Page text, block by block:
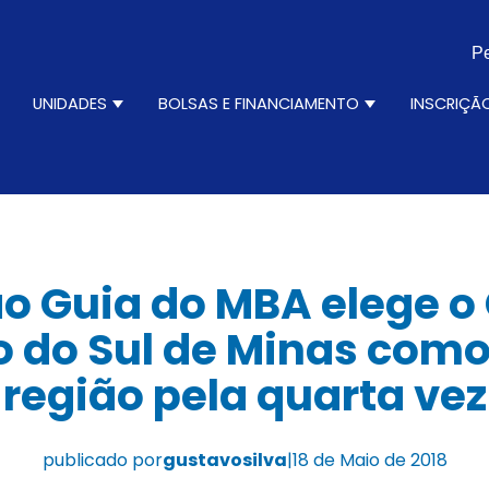
submenu for Institucional
UNIDADES Show submenu for Unidades
BOLSAS E FINANCIAMENTO Show
Guia do MBA elege
Sul de Minas
região pela quarta vez
publicado porgustavosilva|18 de Maio de 2018